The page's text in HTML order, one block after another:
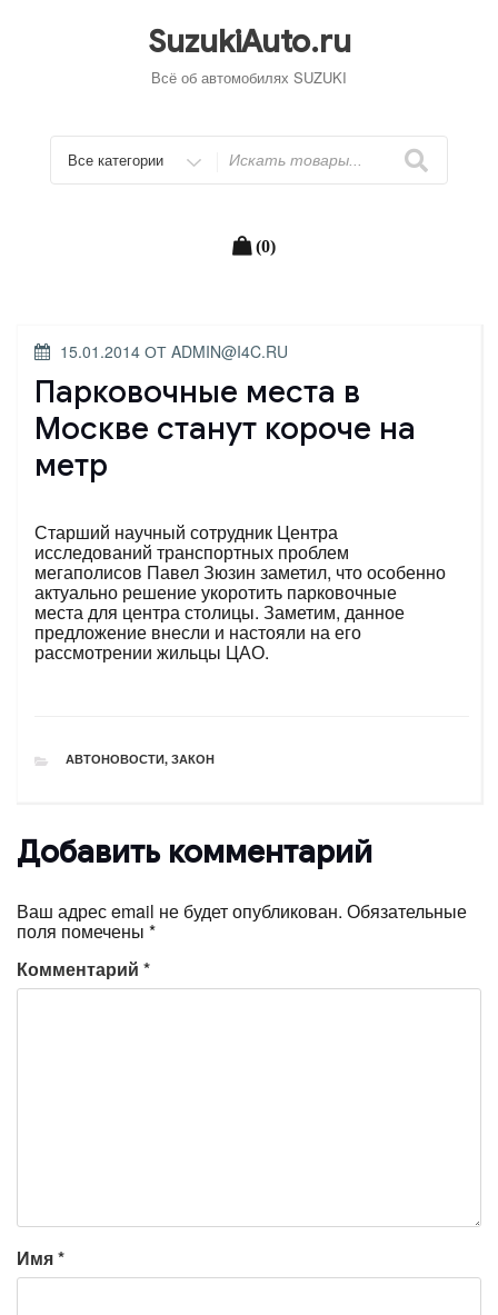
SuzukiAuto.ru
Всё об автомобилях SUZUKI
Искать
(0)
ОПУБЛИКОВАНО
15.01.2014 ОТ ADMIN@I4C.RU
Парковочные места в
Москве станут короче на
метр
Старший научный сотрудник Центра
исследований транспортных проблем
мегаполисов Павел Зюзин заметил, что особенно
актуально решение укоротить парковочные
места для центра столицы. Заметим, данное
предложение внесли и настояли на его
рассмотрении жильцы ЦАО.
РУБРИКИ
АВТОНОВОСТИ, ЗАКОН
Добавить комментарий
Ваш адрес email не будет опубликован. Обязательные
поля помечены *
Комментарий *
Имя*